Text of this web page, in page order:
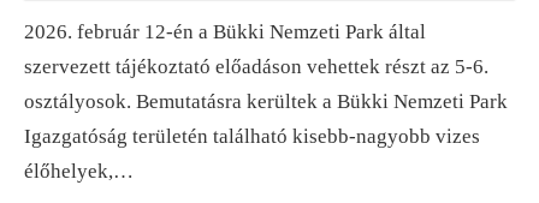
2026. február 12-én a Bükki Nemzeti Park által
szervezett tájékoztató előadáson vehettek részt az 5-6.
osztályosok. Bemutatásra kerültek a Bükki Nemzeti Park
Igazgatóság területén található kisebb-nagyobb vizes
élőhelyek,…